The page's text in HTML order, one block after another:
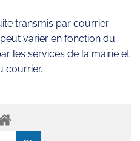
transmis par courrier
varier en fonction du
les services de la mairie et
courrier.